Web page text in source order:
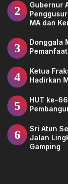
2
Gubernur
MA dan
3
Donggala
4
Ketua
Hadirkan
5
HUT ke-
6
Sri Atun
Jalan
Gamping